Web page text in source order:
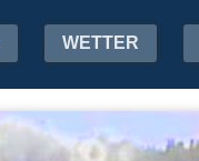
WETTER